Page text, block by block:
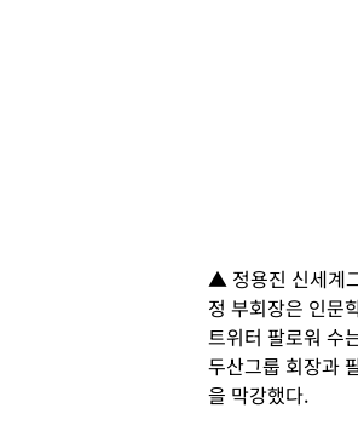
▲ 정용진 신세계
정 부회장은 인문
트위터 팔로워 수
두산그룹 회장과
을 막강했다.